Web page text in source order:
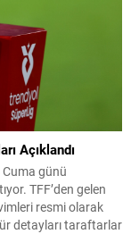
Açıklandı
günü
TFF’den gelen
resmi olarak
detayları taraftarlar